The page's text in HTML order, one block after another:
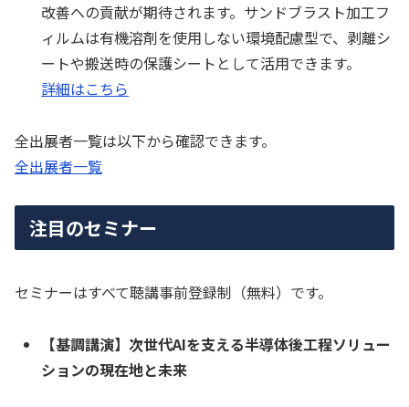
改善への貢献が期待されます。サンドブラスト加工フ
ィルムは有機溶剤を使用しない環境配慮型で、剥離シ
ートや搬送時の保護シートとして活用できます。
詳細はこちら
全出展者一覧は以下から確認できます。
全出展者一覧
注目のセミナー
セミナーはすべて聴講事前登録制（無料）です。
【基調講演】次世代AIを支える半導体後工程ソリュー
ションの現在地と未来